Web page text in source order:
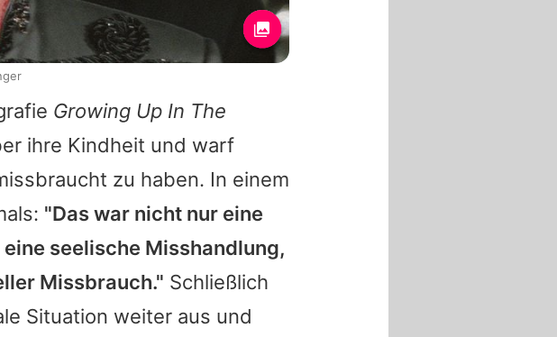
Growing Up In The
ihre Kindheit und warf
zu haben. In einem
"Das war nicht nur eine
seelische Misshandlung,
Missbrauch." Schließlich
Situation weiter aus und